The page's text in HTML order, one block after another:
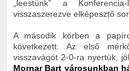
„leestünk” a
visszaszerezve elképesztő
A második körben a
következett. Az első
visszavágót 2-0-ra nyertük,
Mornar Bart városunkban